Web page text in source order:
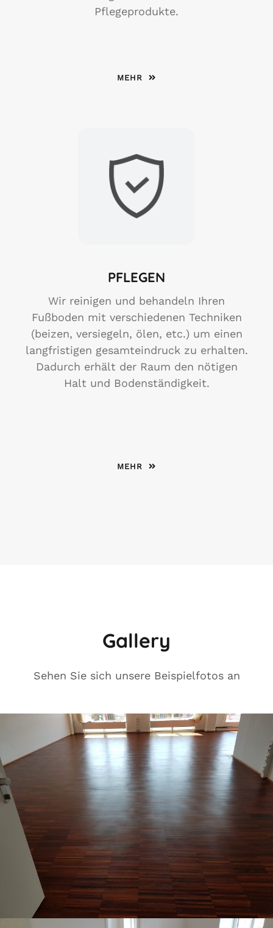
Pflegeprodukte.
MEHR
PFLEGEN
Wir reinigen und behandeln Ihren
Fußboden mit verschiedenen Techniken
(beizen, versiegeln, ölen, etc.) um einen
langfristigen gesamteindruck zu erhalten.
Dadurch erhält der Raum den nötigen
Halt und Bodenständigkeit.
MEHR
Gallery
Sehen Sie sich unsere Beispielfotos an